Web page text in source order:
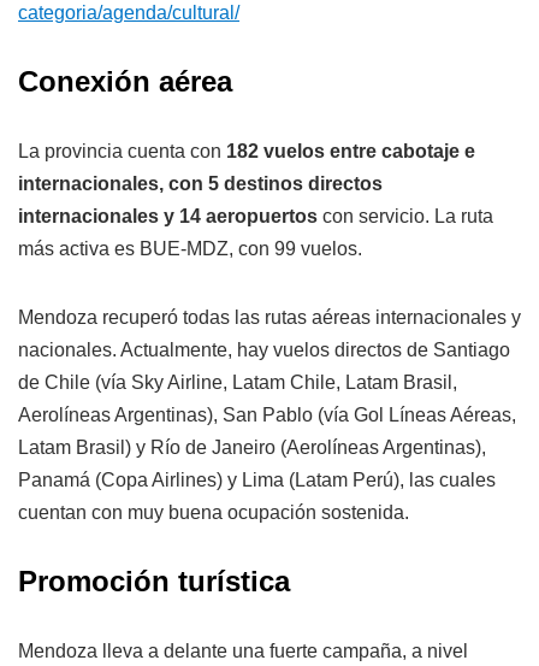
categoria/agenda/cultural/
Conexión aérea
La provincia cuenta con 182 vuelos entre cabotaje e
internacionales, con 5 destinos directos
internacionales y 14 aeropuertos con servicio. La ruta
más activa es BUE-MDZ, con 99 vuelos.
Mendoza recuperó todas las rutas aéreas internacionales y
nacionales. Actualmente, hay vuelos directos de Santiago
de Chile (vía Sky Airline, Latam Chile, Latam Brasil,
Aerolíneas Argentinas), San Pablo (vía Gol Líneas Aéreas,
Latam Brasil) y Río de Janeiro (Aerolíneas Argentinas),
Panamá (Copa Airlines) y Lima (Latam Perú), las cuales
cuentan con muy buena ocupación sostenida.
Promoción turística
Mendoza lleva a delante una fuerte campaña, a nivel